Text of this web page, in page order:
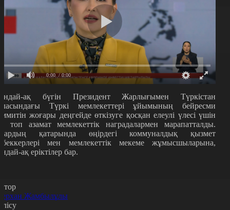
0:00 / 0:00
ақ бүгін Президент Жарлығымен Түркістан
Түркі мемлекеттері ұйымының бейресми
жоғары деңгейде өткізуге қосқан елеулі үлесі үшін
топ азамат мемлекеттік наградалармен марапатталды.
қатарында өңірдегі коммуналдық қызмет
мен мемлекеттік мекеме жұмысшыларына,
ақ еріктілер бар.
Жамбылұлы